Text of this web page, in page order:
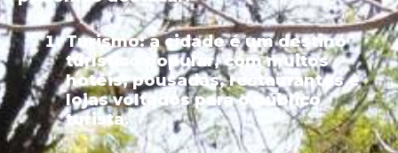
Turismo:a cidade é um destino
turístico popular, com muitos
hotéis, pousadas, restaurantes e
lojas voltados para o público
turista.